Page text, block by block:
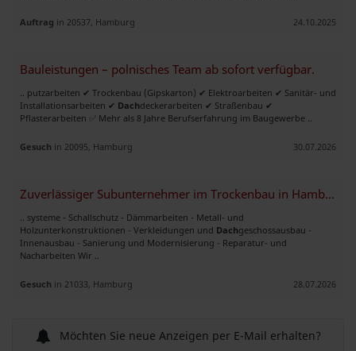
Auftrag in 20537, Hamburg 24.10.2025
Bauleistungen – polnisches Team ab sofort verfügbar.
.. putzarbeiten ✔ Trockenbau (Gipskarton) ✔ Elektroarbeiten ✔ Sanitär- und
Installationsarbeiten ✔ Dachdeckerarbeiten ✔ Straßenbau ✔
Pflasterarbeiten ✅ Mehr als 8 Jahre Berufserfahrung im Baugewerbe ..
Gesuch in 20095, Hamburg 30.07.2026
Zuverlässiger Subunternehmer im Trockenbau in Hamburg
.. systeme - Schallschutz - Dämmarbeiten - Metall- und
Holzunterkonstruktionen - Verkleidungen und Dachgeschossausbau -
Innenausbau - Sanierung und Modernisierung - Reparatur- und
Nacharbeiten Wir ..
Gesuch in 21033, Hamburg 28.07.2026
Möchten Sie neue Anzeigen per E-Mail erhalten?